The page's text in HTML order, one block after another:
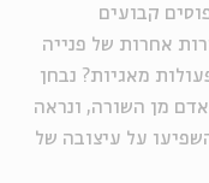
קבועים
אחרות של פנייה
מאגיות? נבחן
מן השורה, ונראה
על עיצובה של